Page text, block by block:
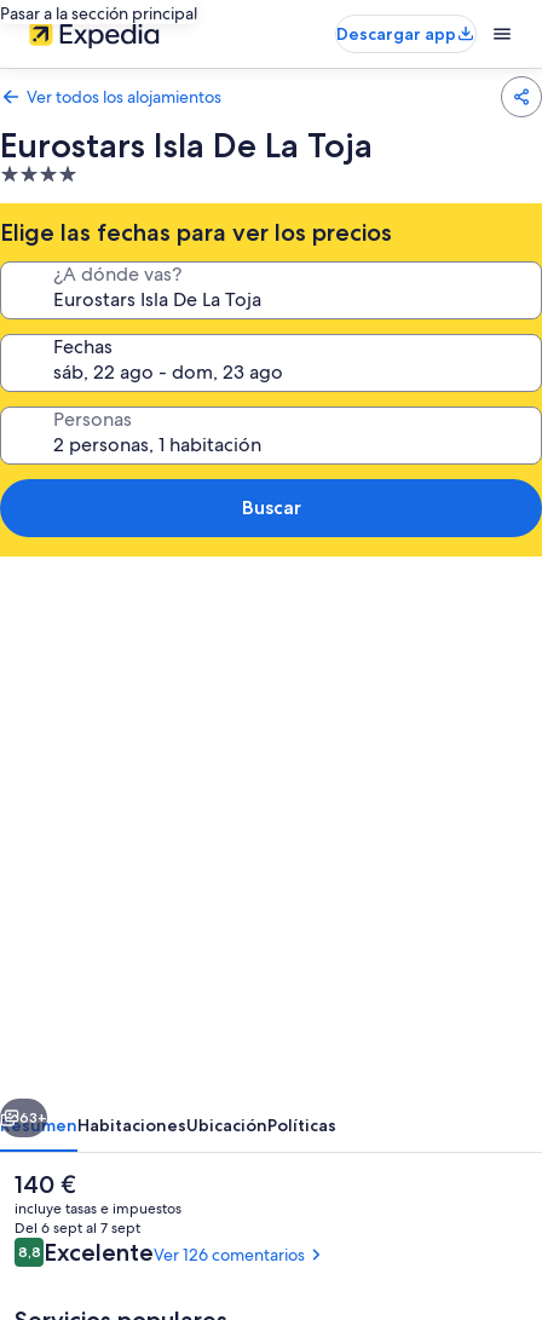
Pasar a la sección principal
Descargar app
Ver todos los alojamientos
Eurostars Isla De La Toja
Alojamiento
de
4.0 estrellas
Elige las fechas para ver los precios
¿A dónde vas?
Fechas
Personas
Buscar
Toja
Siguiente
63+
ResumenHabitacionesUbicaciónPolíticas
El
precio
actual
es
de
140 €
incluye tasas e impuestos
Del 6 sept al 7 sept
Comentarios
8,88,8 de 10
ExcelenteVer 126 comentarios